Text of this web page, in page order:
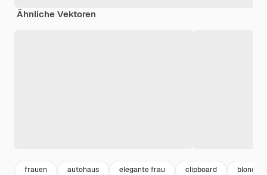
Ähnliche Vektoren
frauen autohaus elegante frau clipboard blonde